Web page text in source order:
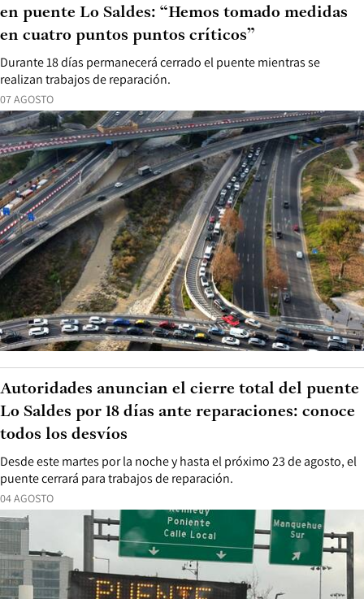
07 AGOSTO
Durante 18 días permanecerá cerrado el puente mientras se
realizan trabajos de reparación.
en puente Lo Saldes: “Hemos tomado medidas
en cuatro puntos puntos críticos”
04 AGOSTO
Desde este martes por la noche y hasta el próximo 23 de agosto, el
puente cerrará para trabajos de reparación.
Autoridades anuncian el cierre total del puente
Lo Saldes por 18 días ante reparaciones: conoce
todos los desvíos